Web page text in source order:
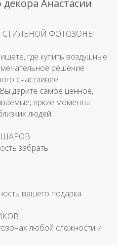
Анастасии
ФОТОЗОНЫ
где купить воздушные
решение
счастливее.
дарите самое ценное,
яркие моменты
людей.
ШАРОВ
забрать
вашего подарка
любой сложности и